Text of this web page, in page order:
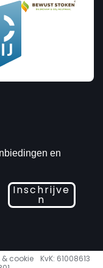
en
Inschrijve
n
& cookie
KvK: 61008613